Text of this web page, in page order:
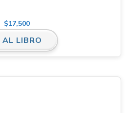
$17,500
AL LIBRO